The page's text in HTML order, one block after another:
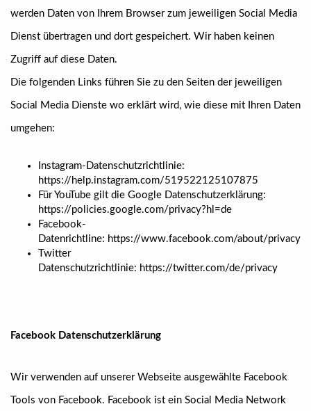
werden Daten von Ihrem Browser zum jeweiligen Social Media
Dienst übertragen und dort gespeichert. Wir haben keinen
Zugriff auf diese Daten.
Die folgenden Links führen Sie zu den Seiten der jeweiligen
Social Media Dienste wo erklärt wird, wie diese mit Ihren Daten
umgehen:
Instagram-Datenschutzrichtlinie:
https://help.instagram.com/519522125107875
Für YouTube gilt die Google Datenschutzerklärung:
https://policies.google.com/privacy?hl=de
Facebook-
Datenrichtline: https://www.facebook.com/about/privacy
Twitter
Datenschutzrichtlinie: https://twitter.com/de/privacy
Facebook Datenschutzerklärung
Wir verwenden auf unserer Webseite ausgewählte Facebook
Tools von Facebook. Facebook ist ein Social Media Network